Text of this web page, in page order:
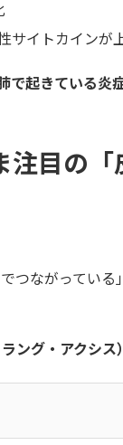
サイトカインが
で起きている炎
目の「
つながっている」
ング・アクシス）